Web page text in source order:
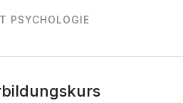
PSYCHOLOGIE